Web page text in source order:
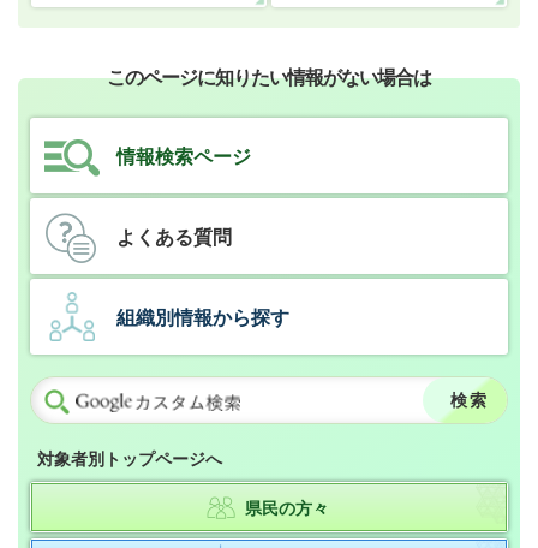
このページに知りたい情報がない場合は
情報検索ページ
よくある質問
組織別情報から探す
対象者別トップページへ
県民の方々